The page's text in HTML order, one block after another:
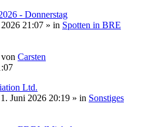
- Donnerstag
21:07 » in Spotten in BRE
von Carsten
Ltd.
Juni 2026 20:19 » in Sonstiges